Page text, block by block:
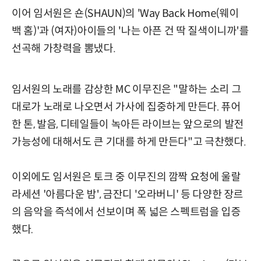
이어 임서원은 숀(SHAUN)의 'Way Back Home(웨이
백 홈)'과 (여자)아이들의 '나는 아픈 건 딱 질색이니까'를
선곡해 가창력을 뽐냈다.
임서원의 노래를 감상한 MC 이무진은 "말하는 소리 그
대로가 노래로 나오면서 가사에 집중하게 만든다. 퓨어
한 톤, 발음, 디테일들이 녹아든 라이브는 앞으로의 발전
가능성에 대해서도 큰 기대를 하게 만든다"고 극찬했다.
이외에도 임서원은 토크 중 이무진의 깜짝 요청에 울랄
라세션 '아름다운 밤', 금잔디 '오라버니' 등 다양한 장르
의 음악을 즉석에서 선보이며 폭 넓은 스펙트럼을 입증
했다.